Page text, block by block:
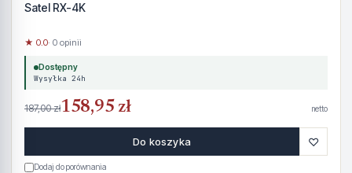
Satel RX-4K
★ 0.0· 0 opinii
Dostępny
Wysyłka 24h
187,00 zł158,95 zł netto
Do koszyka ♡
Dodaj do porównania